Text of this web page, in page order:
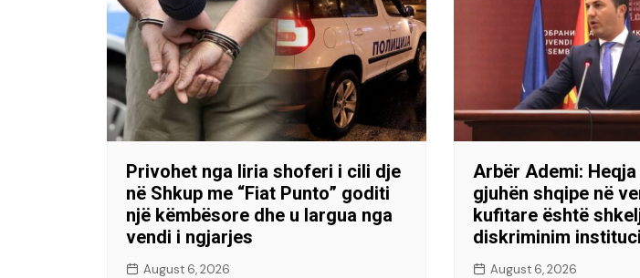
Privohet nga liria shoferi i cili dje
në Shkup me “Fiat Punto” goditi
një këmbësore dhe u largua nga
vendi i ngjarjes
August 6, 2026
Arbër Ademi:
gjuhën shqipe në
kufitare është
diskriminim
August 6, 2026